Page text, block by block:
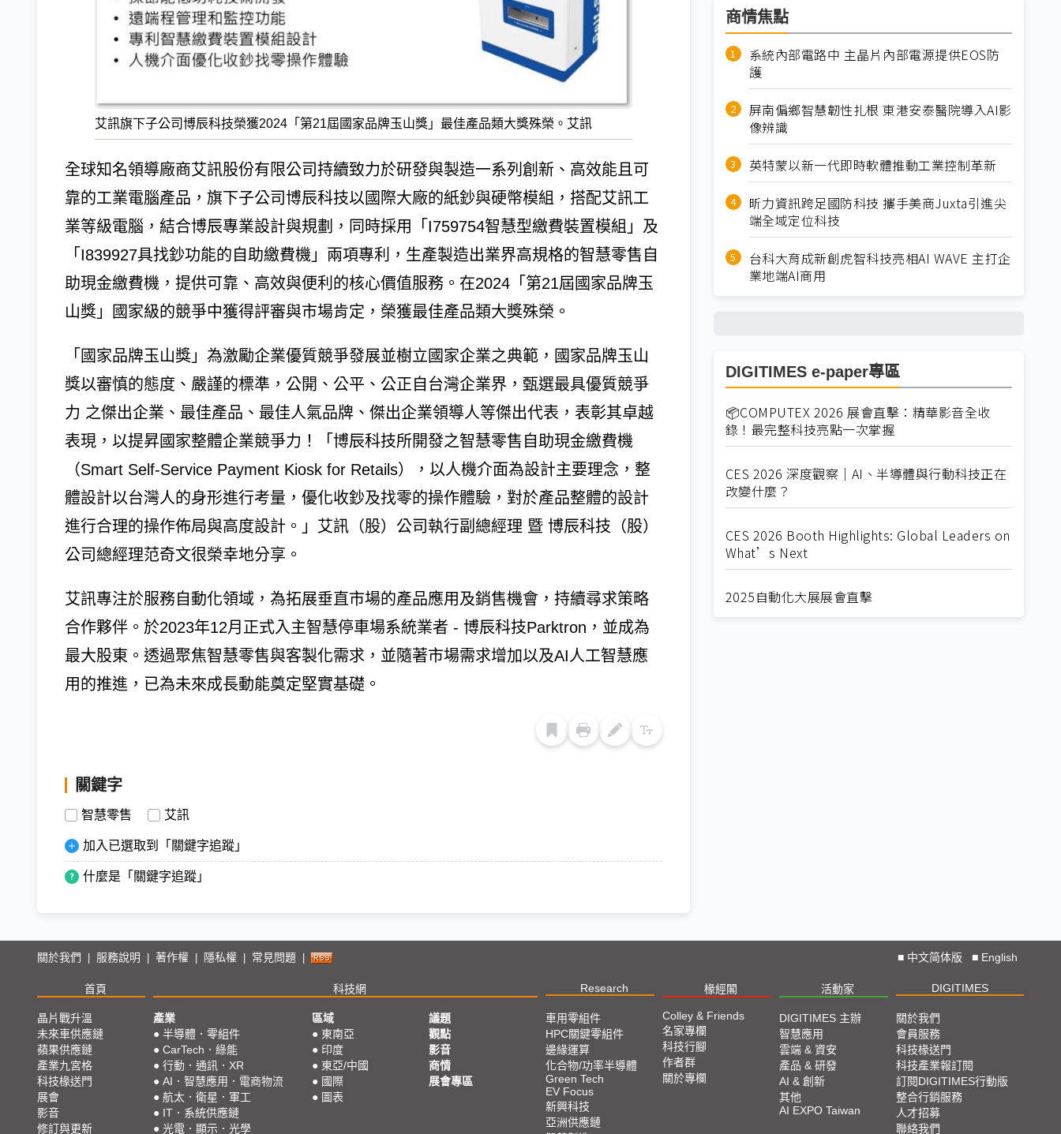
艾訊旗下子公司博辰科技榮獲2024「第21屆國家品牌玉山獎」最佳產品類大獎殊榮。艾訊
全球知名領導廠商艾訊股份有限公司持續致力於研發與製造一系列創新、高效能且可
靠的工業電腦產品，旗下子公司博辰科技以國際大廠的紙鈔與硬幣模組，搭配艾訊工
業等級電腦，結合博辰專業設計與規劃，同時採用「I759754智慧型繳費裝置模組」及
「I839927具找鈔功能的自助繳費機」兩項專利，生產製造出業界高規格的智慧零售自
助現金繳費機，提供可靠、高效與便利的核心價值服務。在2024「第21屆國家品牌玉
山獎」國家級的競爭中獲得評審與市場肯定，榮獲最佳產品類大獎殊榮。
「國家品牌玉山獎」為激勵企業優質競爭發展並樹立國家企業之典範，國家品牌玉山
獎以審慎的態度、嚴謹的標準，公開、公平、公正自台灣企業界，甄選最具優質競爭
力 之傑出企業、最佳產品、最佳人氣品牌、傑出企業領導人等傑出代表，表彰其卓越
表現，以提昇國家整體企業競爭力！「博辰科技所開發之智慧零售自助現金繳費機
（Smart Self-Service Payment Kiosk for Retails），以人機介面為設計主要理念，整
體設計以台灣人的身形進行考量，優化收鈔及找零的操作體驗，對於產品整體的設計
進行合理的操作佈局與高度設計。」艾訊（股）公司執行副總經理 暨 博辰科技（股）
公司總經理范奇文很榮幸地分享。
艾訊專注於服務自動化領域，為拓展垂直市場的產品應用及銷售機會，持續尋求策略
合作夥伴。於2023年12月正式入主智慧停車場系統業者 - 博辰科技Parktron，並成為
最大股東。透過聚焦智慧零售與客製化需求，並隨著市場需求增加以及AI人工智慧應
用的推進，已為未來成長動能奠定堅實基礎。
關鍵字
智慧零售 艾訊
加入已選取到「關鍵字追蹤」
什麼是「關鍵字追蹤」
商情焦點
系統內部電路中 主晶片內部電源提供EOS防
護
屏南偏鄉智慧韌性扎根 東港安泰醫院導入AI影
像辨識
英特蒙以新一代即時軟體推動工業控制革新
昕力資訊跨足國防科技 攜手美商Juxta引進尖
端全域定位科技
台科大育成新創虎智科技亮相AI WAVE 主打企
業地端AI商用
DIGITIMES e-paper專區
📦COMPUTEX 2026 展會直擊：精華影音全收
錄！最完整科技亮點一次掌握
CES 2026 深度觀察｜AI、半導體與行動科技正在
改變什麼？
CES 2026 Booth Highlights: Global Leaders on
What’s Next
2025自動化大展展會直擊
直擊TPCA 2024：先進封裝、直接成像成最大亮點
2024 SEMICON TAIWAN展會精選
2024台北國際自動化工業大展展會精選
關於我們 | 服務說明 | 著作權 | 隱私權 | 常見問題 | ■ 中文简体版 ■ English
首頁 科技網 Research 椽經閣 活動家 DIGITIMES
晶片戰升溫
未來車供應鏈
蘋果供應鏈
產業九宮格
科技椽送門
展會
影音
修訂與更新
產業
● 半導體．零組件
● CarTech．綠能
● 行動．通訊．XR
● AI．智慧應用．電商物流
● 航太．衛星．軍工
● IT．系統供應鏈
● 光電．顯示．光學
區域
● 東南亞
● 印度
● 東亞/中國
● 國際
● 圖表
議題
觀點
影音
商情
展會專區
車用零組件
HPC關鍵零組件
邊緣運算
化合物/功率半導體
Green Tech
EV Focus
新興科技
亞洲供應鏈
Colley & Friends
名家專欄
科技行腳
作者群
關於專欄
DIGITIMES 主辦
智慧應用
雲端 & 資安
產品 & 研發
AI & 創新
其他
AI EXPO Taiwan
關於我們
會員服務
科技椽送門
科技產業報訂閱
訂閱DIGITIMES行動版
整合行銷服務
人才招募
聯絡我們